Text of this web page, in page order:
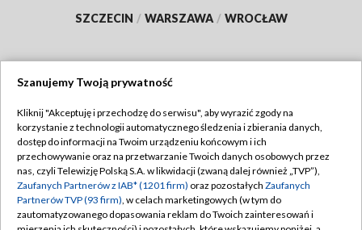
SZCZECIN / WARSZAWA / WROCŁAW
TVP
Abonament TVP
Emisja w TVP
Centrum informacji TVP
Regulamin TVP
Polityka prywatności
Moje zgody
Szanujemy Twoją prywatność
Kliknij "Akceptuję i przechodzę do serwisu", aby wyrazić zgody na
korzystanie z technologii automatycznego śledzenia i zbierania danych,
dostęp do informacji na Twoim urządzeniu końcowym i ich
przechowywanie oraz na przetwarzanie Twoich danych osobowych przez
nas, czyli Telewizję Polską S.A. w likwidacji (zwaną dalej również „TVP”),
Zaufanych Partnerów z IAB* (1201 firm) oraz pozostałych Zaufanych
Partnerów TVP (93 firm), w celach marketingowych (w tym do
zautomatyzowanego dopasowania reklam do Twoich zainteresowań i